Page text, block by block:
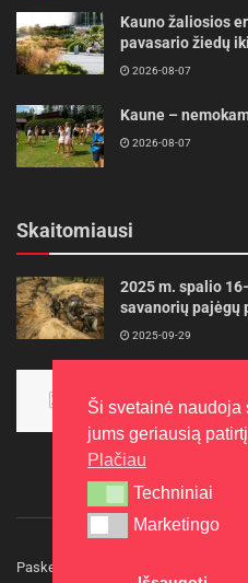
Kauno žaliosios
pavasario žiedų
2026-08-07
Kaune –
2026-08-07
Skaitomiausi
2025 m. spalio
savanorių pajėgų
2025-09-29
aukso
2015-10-30
Paskelbkite naujieną
Ši svetainė naudoja
jums geriausią
Plačiau
Techniniai
Techniniai
Marketingo
Marketingo